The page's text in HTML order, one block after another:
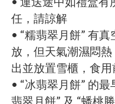
任，請諒解
• “糯翡翠月餅” 有
放，但天氣潮濕悶
出並放置雪櫃，食
• “冰翡翠月餅” 的
翡翠月餅” 及 “蟠桃